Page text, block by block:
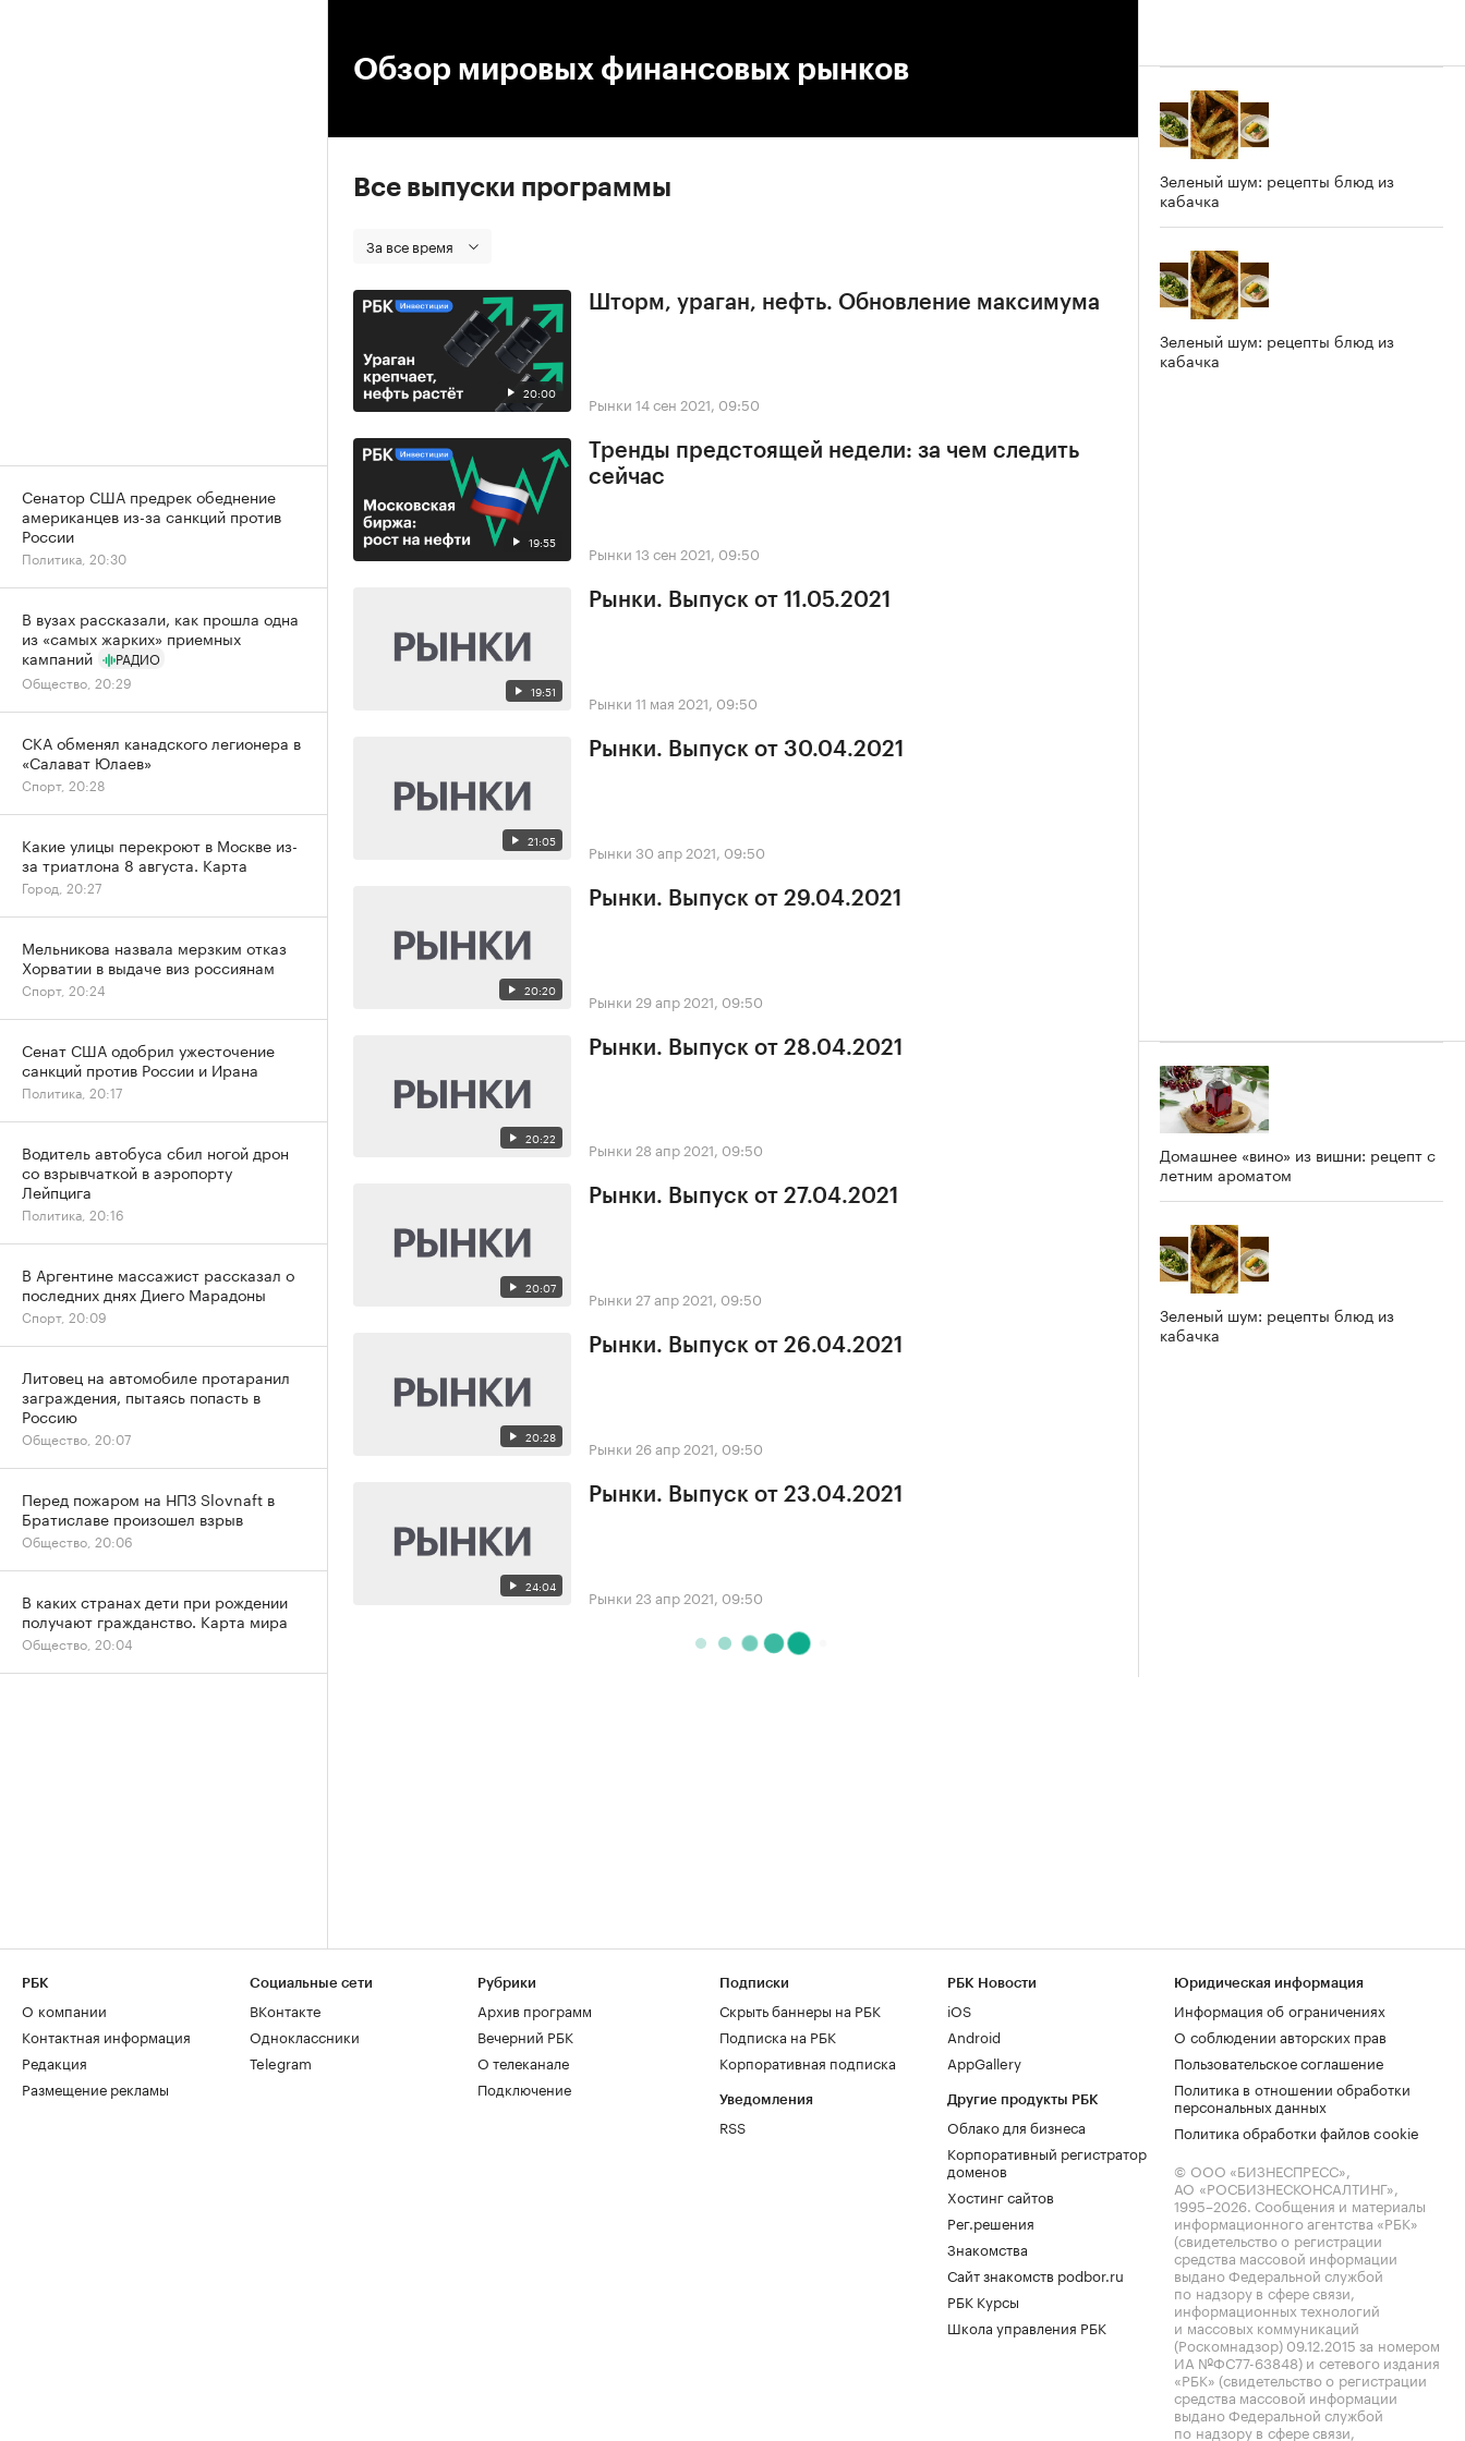
Обзор мировых финансовых рынков
Все выпуски программы
За все время
20:00
Шторм, ураган, нефть. Обновление максимума
Рынки 14 сен 2021, 09:50
19:55
Тренды предстоящей недели: за чем следить
сейчас
Рынки 13 сен 2021, 09:50
19:51
Рынки. Выпуск от 11.05.2021
Рынки 11 мая 2021, 09:50
21:05
Рынки. Выпуск от 30.04.2021
Рынки 30 апр 2021, 09:50
20:20
Рынки. Выпуск от 29.04.2021
Рынки 29 апр 2021, 09:50
20:22
Рынки. Выпуск от 28.04.2021
Рынки 28 апр 2021, 09:50
20:07
Рынки. Выпуск от 27.04.2021
Рынки 27 апр 2021, 09:50
20:28
Рынки. Выпуск от 26.04.2021
Рынки 26 апр 2021, 09:50
24:04
Рынки. Выпуск от 23.04.2021
Рынки 23 апр 2021, 09:50
Зеленый шум: рецепты блюд из
кабачка
Зеленый шум: рецепты блюд из
кабачка
Домашнее «вино» из вишни: рецепт с
летним ароматом
Зеленый шум: рецепты блюд из
кабачка
Сенатор США предрек обеднение
американцев из-за санкций против
России
Политика, 20:30
В вузах рассказали, как прошла одна
из «самых жарких» приемных
кампаний
РАДИО
Общество, 20:29
СКА обменял канадского легионера в
«Салават Юлаев»
Спорт, 20:28
Какие улицы перекроют в Москве из-
за триатлона 8 августа. Карта
Город, 20:27
Мельникова назвала мерзким отказ
Хорватии в выдаче виз россиянам
Спорт, 20:24
Сенат США одобрил ужесточение
санкций против России и Ирана
Политика, 20:17
Водитель автобуса сбил ногой дрон
со взрывчаткой в аэропорту
Лейпцига
Политика, 20:16
В Аргентине массажист рассказал о
последних днях Диего Марадоны
Спорт, 20:09
Литовец на автомобиле протаранил
заграждения, пытаясь попасть в
Россию
Общество, 20:07
Перед пожаром на НПЗ Slovnaft в
Братиславе произошел взрыв
Общество, 20:06
В каких странах дети при рождении
получают гражданство. Карта мира
Общество, 20:04
РБК
О компании
Контактная информация
Редакция
Размещение рекламы
Социальные сети
ВКонтакте
Одноклассники
Telegram
Рубрики
Архив программ
Вечерний РБК
О телеканале
Подключение
Подписки
Скрыть баннеры на РБК
Подписка на РБК
Корпоративная подписка
Уведомления
RSS
РБК Новости
iOS
Android
AppGallery
Другие продукты РБК
Облако для бизнеса
Корпоративный регистратор
доменов
Хостинг сайтов
Рег.решения
Знакомства
Сайт знакомств podbor.ru
РБК Курсы
Школа управления РБК
Юридическая информация
Информация об ограничениях
О соблюдении авторских прав
Пользовательское соглашение
Политика в отношении обработки
персональных данных
Политика обработки файлов cookie
© ООО «БИЗНЕСПРЕСС»,
АО «РОСБИЗНЕСКОНСАЛТИНГ»,
1995–2026. Сообщения и материалы
информационного агентства «РБК»
(свидетельство о регистрации
средства массовой информации
выдано Федеральной службой
по надзору в сфере связи,
информационных технологий
и массовых коммуникаций
(Роскомнадзор) 09.12.2015 за номером
ИА №ФС77-63848) и сетевого издания
«РБК» (свидетельство о регистрации
средства массовой информации
выдано Федеральной службой
по надзору в сфере связи,